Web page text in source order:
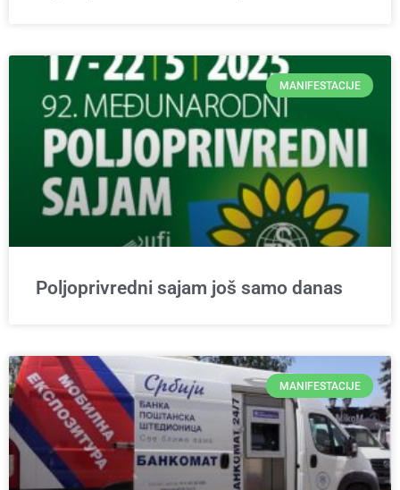
MANIFESTACIJE
Poljoprivredni sajam još samo danas
MANIFESTACIJE